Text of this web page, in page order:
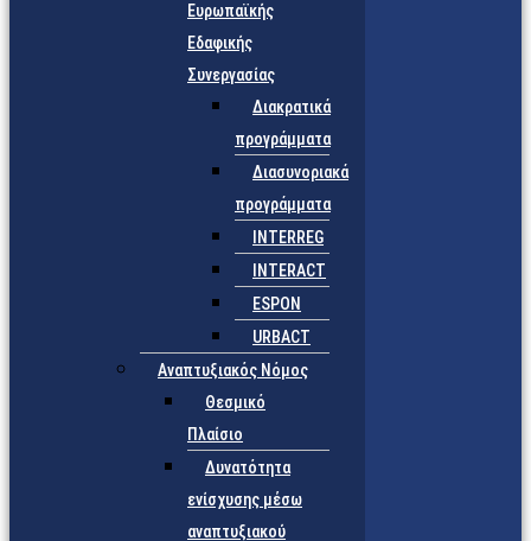
Ευρωπαϊκής
Εδαφικής
Συνεργασίας
Διακρατικά
προγράμματα
Διασυνοριακά
προγράμματα
INTERREG
INTERACT
ESPON
URBACT
Αναπτυξιακός Νόμος
Θεσμικό
Πλαίσιο
Δυνατότητα
ενίσχυσης μέσω
αναπτυξιακού